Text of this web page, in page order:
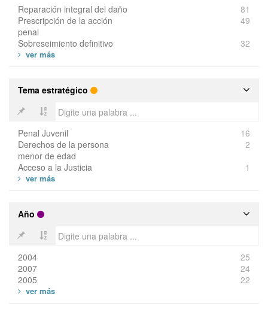
Reparación integral del daño
81
Prescripción de la acción
penal
49
Sobreseimiento definitivo
32
Tema estratégico
Penal Juvenil
16
Derechos de la persona
menor de edad
2
Acceso a la Justicia
1
Año
2004
25
2007
24
2005
22